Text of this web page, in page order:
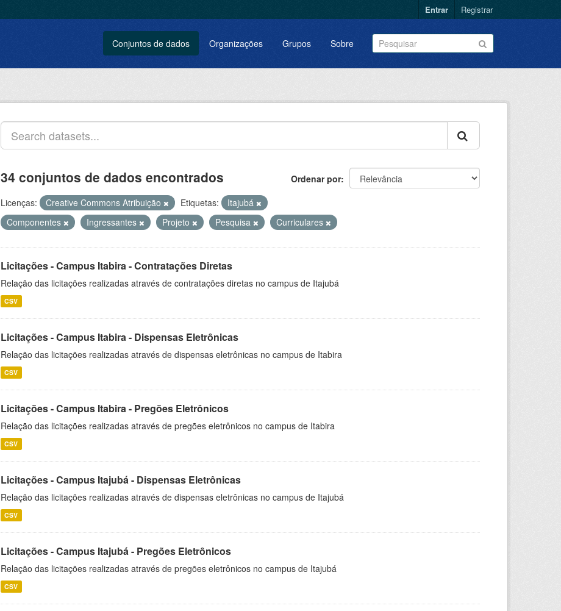
Entrar Registrar
Conjuntos de dados Organizações Grupos Sobre
Ordenar por
34 conjuntos de dados encontrados
Licenças: Creative Commons Atribuição Etiquetas:
Itajubá
Componentes
Ingressantes Projeto Pesquisa Curriculares
Licitações - Campus Itabira - Contratações Diretas
Relação das licitações realizadas através de contratações diretas no campus de Itajubá
CSV
Licitações - Campus Itabira - Dispensas Eletrônicas
Relação das licitações realizadas através de dispensas eletrônicas no campus de Itabira
CSV
Licitações - Campus Itabira - Pregões Eletrônicos
Relação das licitações realizadas através de pregões eletrônicos no campus de Itabira
CSV
Licitações - Campus Itajubá - Dispensas Eletrônicas
Relação das licitações realizadas através de dispensas eletrônicas no campus de Itajubá
CSV
Licitações - Campus Itajubá - Pregões Eletrônicos
Relação das licitações realizadas através de pregões eletrônicos no campus de Itajubá
CSV